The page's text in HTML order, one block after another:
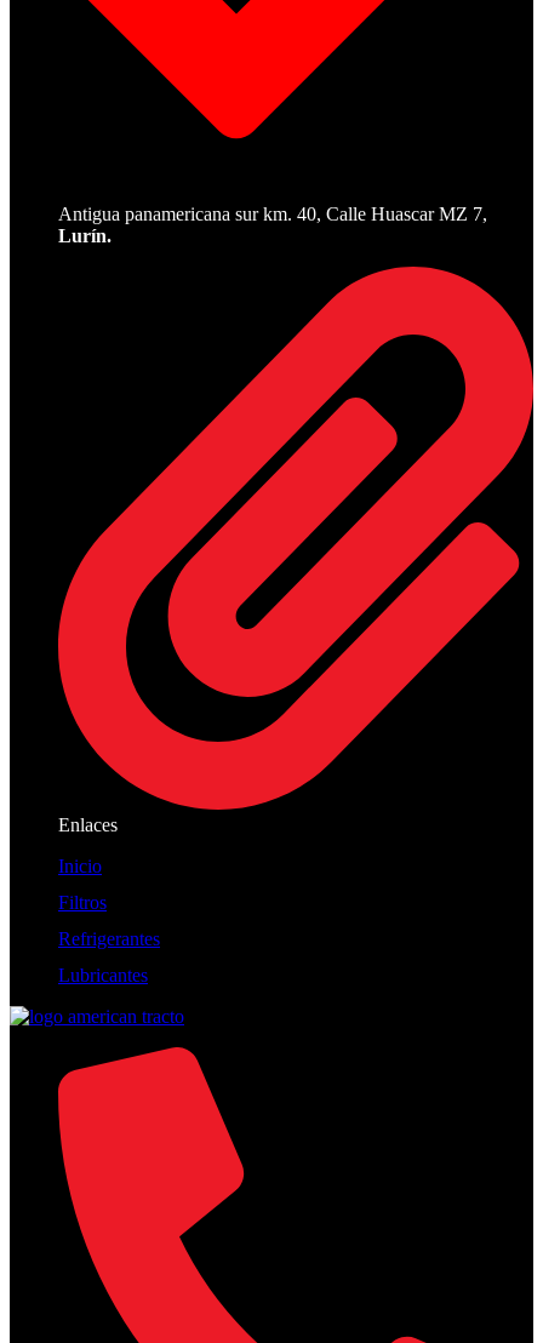
Antigua panamericana sur km. 40, Calle Huascar MZ 7,
Lurín.
Enlaces
Inicio
Filtros
Refrigerantes
Lubricantes